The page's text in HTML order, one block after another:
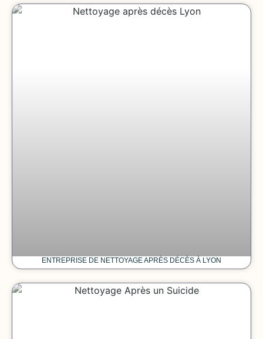
ENTREPRISE DE NETTOYAGE APRÈS DÉCÈS À LYON